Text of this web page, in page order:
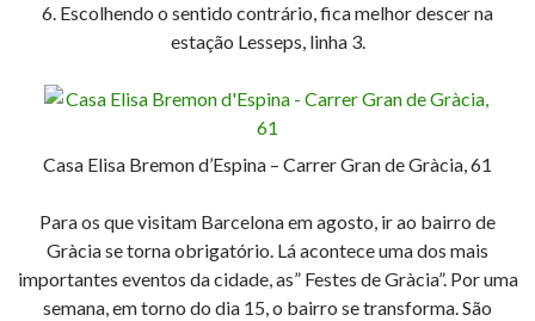
6. Escolhendo o sentido contrário, fica melhor descer na
estação Lesseps, linha 3.
Casa Elisa Bremon d’Espina – Carrer Gran de Gràcia, 61
Para os que visitam Barcelona em agosto, ir ao bairro de
Gràcia se torna obrigatório. Lá acontece uma dos mais
importantes eventos da cidade, as” Festes de Gràcia”. Por uma
semana, em torno do dia 15, o bairro se transforma. São